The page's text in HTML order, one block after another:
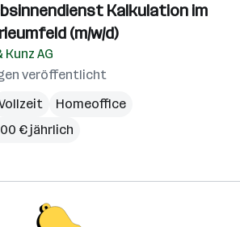
Kalkulation im
(m/w/d)
Kunz AG
veröffentlicht
Homeoffice
€ jährlich